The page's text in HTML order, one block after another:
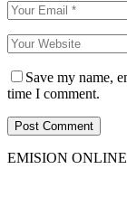
Save my name,
time I comment.
EMISION ONLINE